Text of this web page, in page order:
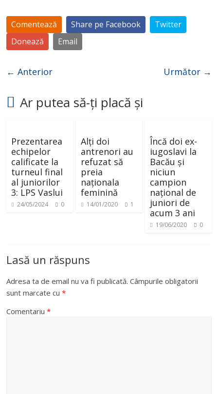
Comentează Share pe Facebook
Twitter
Donează
Email
← Anterior Următor →
Ar putea să-ți placă și
Prezentarea
echipelor
calificate la
turneul final
al juniorilor
3: LPS Vaslui
24/05/2024 0
Alți doi
antrenori au
refuzat să
preia
naționala
feminină
14/01/2020 1
Încă doi ex-
iugoslavi la
Bacău și
niciun
campion
național de
juniori de
acum 3 ani
19/06/2020 0
Lasă un răspuns
Adresa ta de email nu va fi publicată. Câmpurile obligatorii
sunt marcate cu*
Comentariu*